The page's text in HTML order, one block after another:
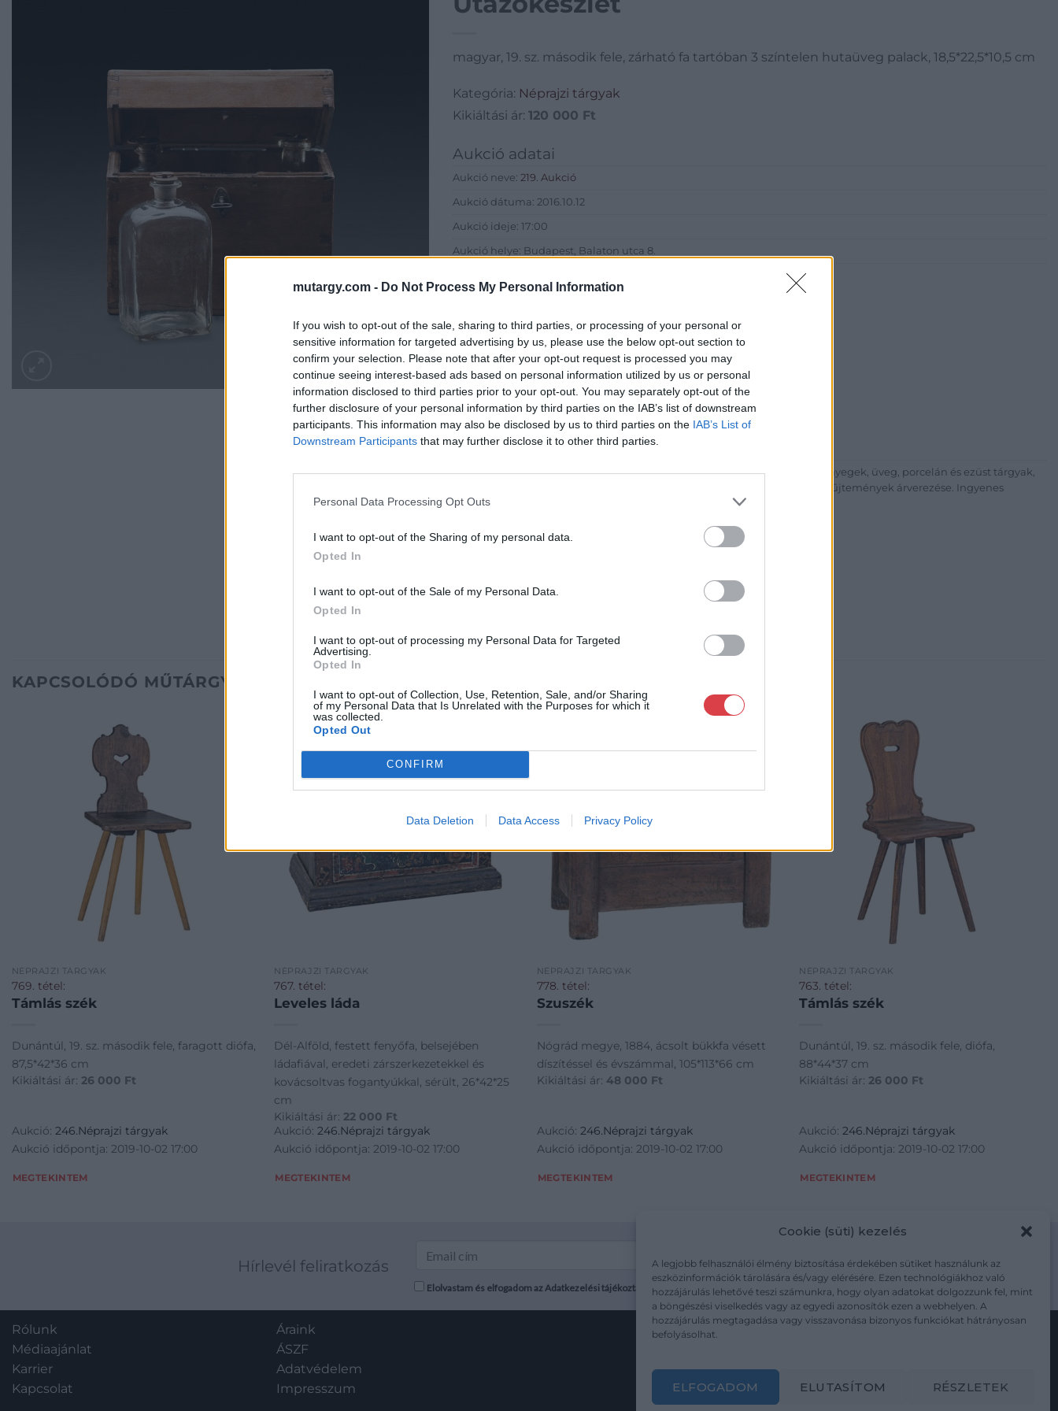
mutargy.com - Do Not Process My Personal Information
If you wish to opt-out of the sale, sharing to third parties, or processing of your personal or
sensitive information for targeted advertising by us, please use the below opt-out section to
confirm your selection. Please note that after your opt-out request is processed you may
continue seeing interest-based ads based on personal information utilized by us or personal
information disclosed to third parties prior to your opt-out. You may separately opt-out of the
further disclosure of your personal information by third parties on the IAB’s list of downstream
participants. This information may also be disclosed by us to third parties on the IAB’s List of
Downstream Participants that may further disclose it to other third parties.
Personal Data Processing Opt Outs
I want to opt-out of the Sharing of my personal data.
Opted In
I want to opt-out of the Sale of my Personal Data.
Opted In
I want to opt-out of processing my Personal Data for Targeted
Advertising.
Opted In
I want to opt-out of Collection, Use, Retention, Sale, and/or Sharing
of my Personal Data that Is Unrelated with the Purposes for which it
was collected.
Opted Out
CONFIRM
Data Deletion Data Access Privacy Policy
Cookie (süti) kezelés
A legjobb felhasználói élmény biztosítása érdekében sütiket használunk az
eszközinformációk tárolására és/vagy elérésére. Ezen technológiákhoz való
hozzájárulás lehetővé teszi számunkra, hogy olyan adatokat dolgozzunk fel, mint
a böngészési viselkedés vagy az egyedi azonosítók ezen a webhelyen. A
hozzájárulás megtagadása vagy visszavonása bizonyos funkciókat hátrányosan
befolyásolhat.
ELFOGADOM ELUTASÍTOM RÉSZLETEK
magyar, 19. sz. második fele, zárható fa tartóban 3 színtelen hutaüveg palack, 18,5*22,5*10,5 cm
Kategória: Néprajzi tárgyak
Kikiáltási ár: 120 000 Ft
Aukció adatai
Aukció neve: 219. Aukció
Aukció dátuma: 2016.10.12
Aukció ideje: 17:00
Aukció helye: Budapest, Balaton utca 8.
Eladó adatai
Eladó:Nagyházi Galéria és Aukciósház
Cím: Müller Márta
Nagyházi Galéria és Aukciósház Kft.
1055 Budapest, Balaton utca 8.
Telefon: +361 475 6000 +361 4756005
Weboldal:
Bemutatkozás: Magas színvonalú festmények és műtárgyak, bútorok, szőnyegek, üveg, porcelán és ezüst tárgyak,
ékszerek, néprajzi tárgyak értékesítése és aukcionálása. Hagyatékok és gyűjtemények árverezése. Ingyenes
értékbecslés. Árveréseinkre a tárgyfelvétel folyamatos.
GALÉRIA TOVÁBBI MŰTÁRGYAI
KAPCSOLÓDÓ MŰTÁRGYAK
NÉPRAJZI TÁRGYAK
769. tétel:
Támlás szék
Dunántúl, 19. sz. második fele, faragott diófa,
87,5*42*36 cm
Kikiáltási ár: 26 000 Ft
Aukció: 246.Néprajzi tárgyak
Aukció időpontja: 2019-10-02 17:00
MEGTEKINTEM
NÉPRAJZI TÁRGYAK
767. tétel:
Leveles láda
Dél-Alföld, festett fenyőfa, belsejében
ládafiával, eredeti zárszerkezetekkel és
kovácsoltvas fogantyúkkal, sérült, 26*42*25
cm
Kikiáltási ár: 22 000 Ft
Aukció:246.Néprajzi tárgyak
Aukció időpontja: 2019-10-02 17:00
MEGTEKINTEM
NÉPRAJZI TÁRGYAK
778. tétel:
Szuszék
Nógrád megye, 1884, ácsolt bükkfa vésett
díszítéssel és évszámmal, 105*113*66 cm
Kikiáltási ár: 48 000 Ft
Aukció: 246.Néprajzi tárgyak
Aukció időpontja: 2019-10-02 17:00
MEGTEKINTEM
NÉPRAJZI TÁRGYAK
763. tétel:
Támlás szék
Dunántúl, 19. sz. második fele, diófa,
88*44*37 cm
Kikiáltási ár: 26 000 Ft
Aukció:246.Néprajzi tárgyak
Aukció időpontja: 2019-10-02 17:00
MEGTEKINTEM
Hírlevél feliratkozás
Elolvastam és elfogadom az Adatkezelési tájékoztatót: mutargy.com/adatkezelesi-tajekoztato/
Rólunk
Médiaajánlat
Karrier
Kapcsolat
Áraink
ÁSZF
Adatvédelem
Impresszum